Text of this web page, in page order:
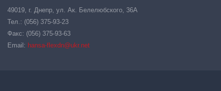
49019, г. Днепр, ул. Ак. Белелюбского, 36А
Тел.: (056) 375-93-23
Факс: (056) 375-93-63
Email: hansa-flexdn@ukr.net